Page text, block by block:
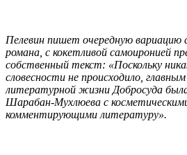
Пелевин пишет очередную вариацию
романа, с кокетливой самоиронией
собственный текст: «Поскольку
словесности не происходило,
литературной жизни Добросуда
Шарабан-Мухлюева с
комментирующими литературу».